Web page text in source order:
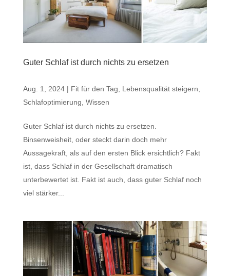
Guter Schlaf ist durch nichts zu ersetzen
Aug. 1, 2024| Fit für den Tag Lebensqualität steigern
Schlafoptimierung Wissen
Guter Schlaf ist durch nichts zu ersetzen.
Binsenweisheit, oder steckt darin doch mehr
Aussagekraft, als auf den ersten Blick ersichtlich? Fakt
ist, dass Schlaf in der Gesellschaft dramatisch
unterbewertet ist. Fakt ist auch, dass guter Schlaf noch
viel stärker...